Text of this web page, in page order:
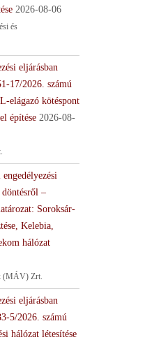
2026-08-06
és
eljárásban
17/2026. számú
elágazó kötéspont
építése 2026-08-
döntésről –
Soroksár-
Kelebia,
hálózat
(MÁV) Zrt.
eljárásban
5/2026. számú
hálózat létesítése